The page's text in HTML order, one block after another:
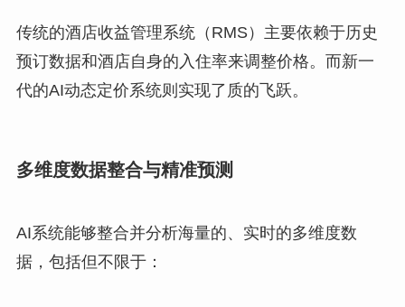
传统的酒店收益管理系统（RMS）主要依赖于历史
预订数据和酒店自身的入住率来调整价格。而新一
代的AI动态定价系统则实现了质的飞跃。
多维度数据整合与精准预测
AI系统能够整合并分析海量的、实时的多维度数
据，包括但不限于：